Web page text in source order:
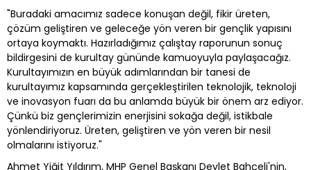
"Buradaki amacımız sadece konuşan değil, fikir üreten,
çözüm geliştiren ve geleceğe yön veren bir gençlik yapısını
ortaya koymaktı. Hazırladığımız çalıştay raporunun sonuç
bildirgesini de kurultay gününde kamuoyuyla paylaşacağız.
Kurultayımızın en büyük adımlarından bir tanesi de
kurultayımız kapsamında gerçekleştirilen teknolojik, teknoloji
ve inovasyon fuarı da bu anlamda büyük bir önem arz ediyor.
Çünkü biz gençlerimizin enerjisini sokağa değil, istikbale
yönlendiriyoruz. Üreten, geliştiren ve yön veren bir nesil
olmalarını istiyoruz."
Ahmet Yiğit Yıldırım, MHP Genel Başkanı Devlet Bahçeli'nin,